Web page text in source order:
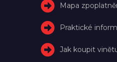
Mapa
Praktické
Jak koupit